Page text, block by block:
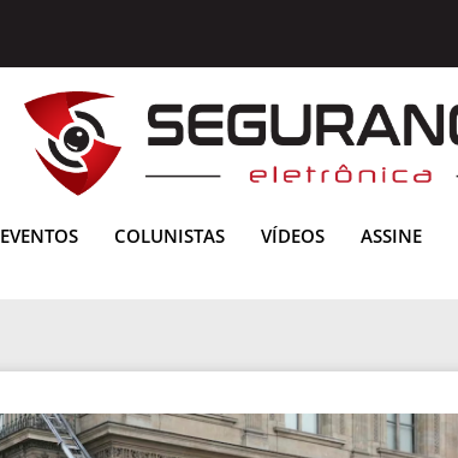
EVENTOS COLUNISTAS VÍDEOS ASSINE